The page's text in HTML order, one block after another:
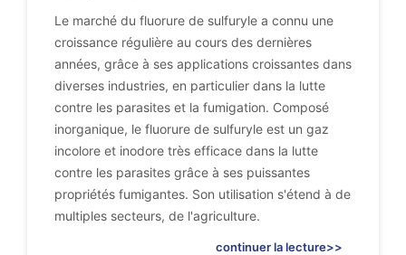
Le marché du fluorure de sulfuryle a connu une
croissance régulière au cours des dernières
années, grâce à ses applications croissantes dans
diverses industries, en particulier dans la lutte
contre les parasites et la fumigation. Composé
inorganique, le fluorure de sulfuryle est un gaz
incolore et inodore très efficace dans la lutte
contre les parasites grâce à ses puissantes
propriétés fumigantes. Son utilisation s'étend à de
multiples secteurs, de l'agriculture.
continuer la lecture>>